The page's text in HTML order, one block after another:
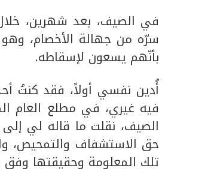
في الصيف، بعد شهرين،
سرّه من جهالة الأخصام،
بأنّهم يسعون لإسقاطه.
أُدين نفسي أولاً، فقد كنتُ
فيه غيري، في مطلع العام
الصيف، نقلت ما قاله لي إلى
حق الاستشفاف والتمحيص،
تلك المعلومة وحقيقتها وفق